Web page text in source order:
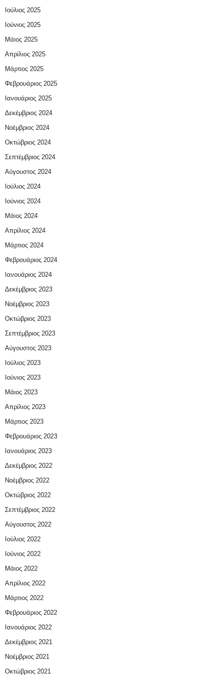
Ιούλιος 2025
Ιούνιος 2025
Μάιος 2025
Απρίλιος 2025
Μάρτιος 2025
Φεβρουάριος 2025
Ιανουάριος 2025
Δεκέμβριος 2024
Νοέμβριος 2024
Οκτώβριος 2024
Σεπτέμβριος 2024
Αύγουστος 2024
Ιούλιος 2024
Ιούνιος 2024
Μάιος 2024
Απρίλιος 2024
Μάρτιος 2024
Φεβρουάριος 2024
Ιανουάριος 2024
Δεκέμβριος 2023
Νοέμβριος 2023
Οκτώβριος 2023
Σεπτέμβριος 2023
Αύγουστος 2023
Ιούλιος 2023
Ιούνιος 2023
Μάιος 2023
Απρίλιος 2023
Μάρτιος 2023
Φεβρουάριος 2023
Ιανουάριος 2023
Δεκέμβριος 2022
Νοέμβριος 2022
Οκτώβριος 2022
Σεπτέμβριος 2022
Αύγουστος 2022
Ιούλιος 2022
Ιούνιος 2022
Μάιος 2022
Απρίλιος 2022
Μάρτιος 2022
Φεβρουάριος 2022
Ιανουάριος 2022
Δεκέμβριος 2021
Νοέμβριος 2021
Οκτώβριος 2021